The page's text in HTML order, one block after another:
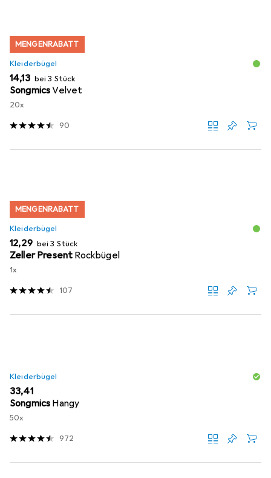
MENGENRABATT
Kleiderbügel
EUR
14,13 bei 3 Stück
SongmicsVelvet
20x
90
MENGENRABATT
Kleiderbügel
EUR
12,29 bei 3 Stück
Zeller Present Rockbügel
1x
107
Kleiderbügel
EUR
33,41
Songmics Hangy
50x
972